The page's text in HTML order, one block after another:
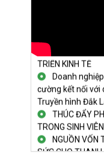
TRONG SÁNG
TRIỂN KINH TẾ
Doanh
cường kết nối với
Truyền hình Đắk
THÚC ĐẨY
TRONG SINH VIÊN
NGUỒN VỐN
SỨC CHO THANH